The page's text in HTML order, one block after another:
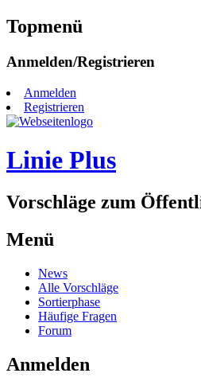
Topmenü
Zum
springen
Anmelden/Registrieren
Anmelden
Registrieren
Linie Plus
Vorschläge zum
Menü
Zum
Inhalt
springen
News
Alle Vorschläge
Sortierphase
Häufige Fragen
Forum
Anmelden